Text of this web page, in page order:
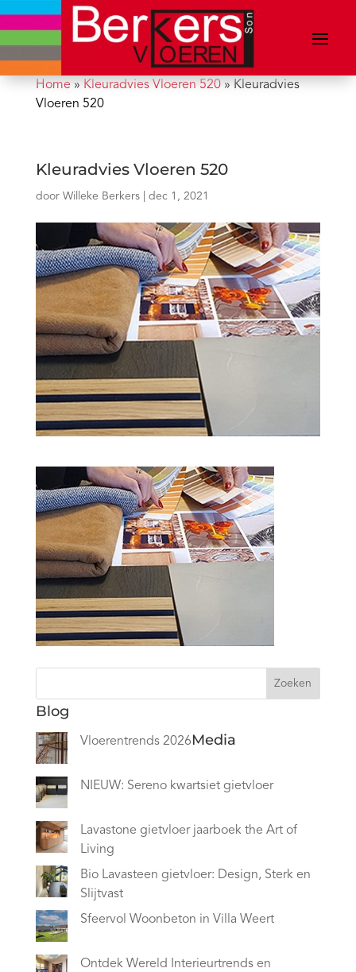
Home» Kleuradvies Vloeren 520» Kleuradvies
Vloeren 520
Kleuradvies Vloeren 520
door Willeke Berkers| dec 1, 2021
Zoeken
Blog
Vloerentrends 2026
NIEUW: Sereno kwartsiet gietvloer
Lavastone gietvloer jaarboek the Art of
Living
Bio Lavasteen gietvloer: Design, Sterk en
Slijtvast
Sfeervol Woonbeton in Villa Weert
Ontdek Wereld Interieurtrends en
Media